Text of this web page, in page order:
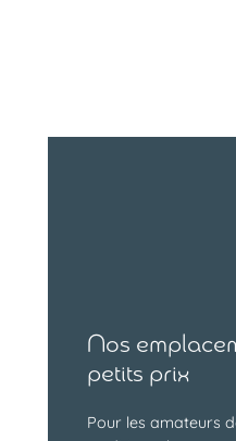
Nos
petits prix
Pour les amateurs